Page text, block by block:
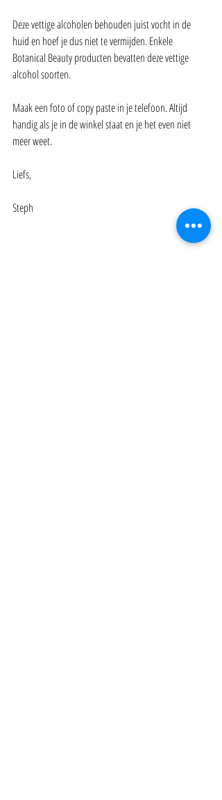
Deze vettige alcoholen behouden juist vocht in de
huid en hoef je dus niet te vermijden. Enkele
Botanical Beauty producten bevatten deze vettige
alcohol soorten.
Maak een foto of copy paste in je telefoon. Altijd
handig als je in de winkel staat en je het even niet
meer weet.
Liefs,
Steph